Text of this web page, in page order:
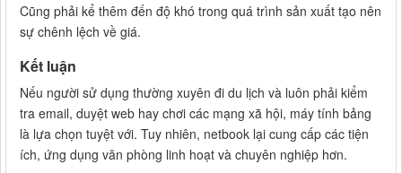
Cũng phải kể thêm đến độ khó trong quá trình sản xuất tạo nên
sự chênh lệch về giá.
Kết luận
Nếu người sử dụng thường xuyên đi du lịch và luôn phải kiểm
tra email, duyệt web hay chơi các mạng xã hội, máy tính bảng
là lựa chọn tuyệt với. Tuy nhiên, netbook lại cung cấp các tiện
ích, ứng dụng văn phòng linh hoạt và chuyên nghiệp hơn.